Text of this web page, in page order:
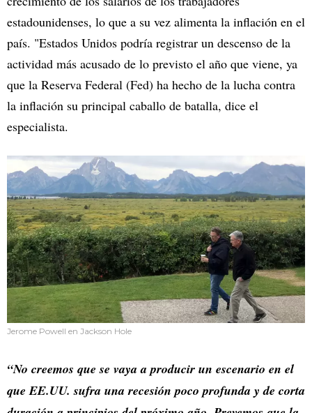
estadounidenses, lo que a su vez alimenta la inflación en el
país. "Estados Unidos podría registrar un descenso de la
actividad más acusado de lo previsto el año que viene, ya
que la Reserva Federal (Fed) ha hecho de la lucha contra
la inflación su principal caballo de batalla, dice el
especialista.
Jerome Powell en Jackson Hole
“No creemos que se vaya a producir un escenario en el
que EE.UU. sufra una recesión poco profunda y de corta